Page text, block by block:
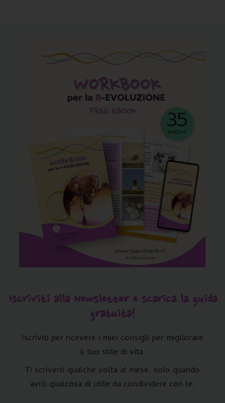
Iscriviti alla Newsletter e scarica la guida
gratuita!
Iscriviti per ricevere i miei consigli per migliorare
il tuo stile di vita.
Ti scriverò qualche volta al mese, solo quando
avrò qualcosa di utile da condividere con te.